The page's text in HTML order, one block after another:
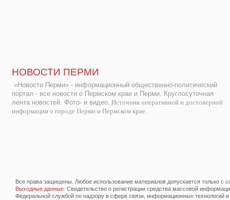
НОВОСТИ ПЕРМИ
«Новости Перми» - информационный общественно-политический
портал - все новости о Пермском крае и Перми. Круглосуточная
лента новостей. Фото- и видео. Источник оперативной и достоверной
информации о городе Перми и Пермском крае.
Все права защищены. Любое использование материалов допускается только с
Выходные данные: Свидетельство о регистрации средства массовой
Федеральной службой по надзору в сфере связи, информационных технологий